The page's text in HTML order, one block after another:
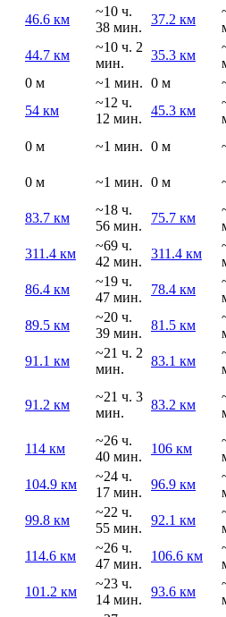
46.6 км
~10 ч.
38 мин.
37.2 км
44.7 км
~10 ч. 2
мин.
35.3 км
0 м ~1 мин. 0 м
54 км
~12 ч.
12 мин.
45.3 км
0 м ~1 мин. 0 м
0 м ~1 мин. 0 м
83.7 км
~18 ч.
56 мин.
75.7 км
311.4 км
~69 ч.
42 мин.
311.4 км
86.4 км
~19 ч.
47 мин.
78.4 км
89.5 км
~20 ч.
39 мин.
81.5 км
91.1 км
~21 ч. 2
мин.
83.1 км
91.2 км
~21 ч. 3
мин.
83.2 км
114 км
~26 ч.
40 мин.
106 км
104.9 км
~24 ч.
17 мин.
96.9 км
99.8 км
~22 ч.
55 мин.
92.1 км
114.6 км
~26 ч.
47 мин.
106.6 км
101.2 км
~23 ч.
14 мин.
93.6 км